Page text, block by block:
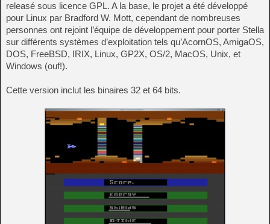
releasé sous licence GPL. A la base, le projet a été développé
pour Linux par Bradford W. Mott, cependant de nombreuses
personnes ont rejoint l’équipe de développement pour porter Stella
sur différents systèmes d’exploitation tels qu’AcornOS, AmigaOS,
DOS, FreeBSD, IRIX, Linux, GP2X, OS/2, MacOS, Unix, et
Windows (ouf!).
Cette version inclut les binaires 32 et 64 bits.